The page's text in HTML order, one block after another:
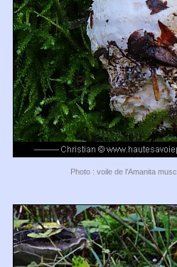
Photo : voile de l'Amanita